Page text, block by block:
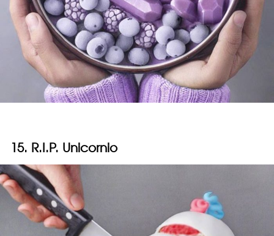
15. R.I.P. Unicornio